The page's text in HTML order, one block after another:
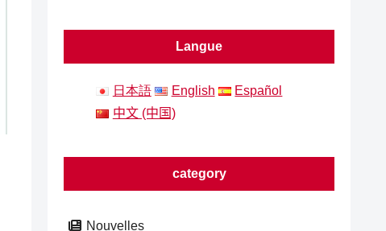
Langue
日本語 English
Español
中文 (中国)
category
Nouvelles